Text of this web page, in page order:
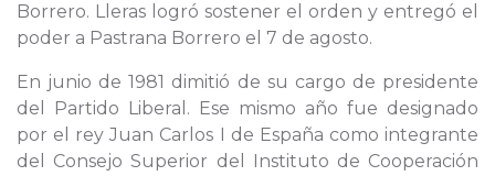
Borrero. Lleras logró sostener el orden y entregó el
poder a Pastrana Borrero el 7 de agosto.
En junio de 1981 dimitió de su cargo de presidente
del Partido Liberal. Ese mismo año fue designado
por el rey Juan Carlos I de España como integrante
del Consejo Superior del Instituto de Cooperación